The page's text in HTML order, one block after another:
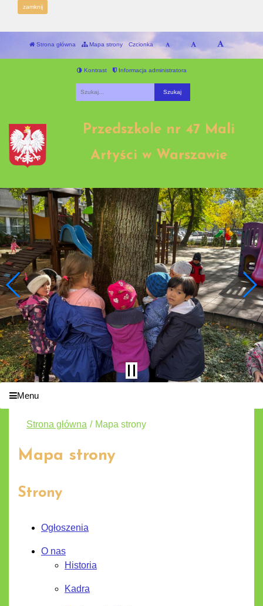
zamknij
Strona główna Mapa strony Czcionka
Kontrast Informacja administratora
Przedszkole nr 47 Mali
Artyści w Warszawie
Menu
Strona główna Mapa strony
Mapa strony
Strony
Ogłoszenia
O nas
Historia
Kadra